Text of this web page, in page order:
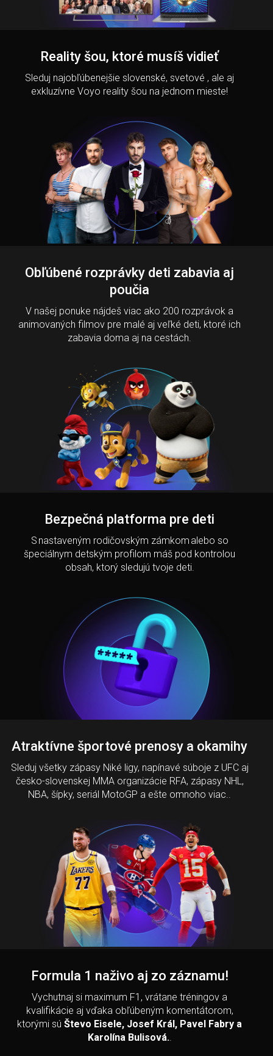
Reality šou, ktoré musíš vidieť
Sleduj najobľúbenejšie slovenské, svetové , ale aj
exkluzívne Voyo reality šou na jednom mieste!
Obľúbené rozprávky deti zabavia aj
poučia
V našej ponuke nájdeš viac ako 200 rozprávok a
animovaných filmov pre malé aj veľké deti, ktoré ich
zabavia doma aj na cestách.
Bezpečná platforma pre deti
S nastaveným rodičovským zámkom alebo so
špeciálnym detským profilom máš pod kontrolou
obsah, ktorý sledujú tvoje deti.
Atraktívne športové prenosy a okamihy
Sleduj všetky zápasy Niké ligy, napínavé súboje z UFC aj
česko-slovenskej MMA organizácie RFA, zápasy NHL,
NBA, šípky, seriál MotoGP a ešte omnoho viac..
Formula 1 naživo aj zo záznamu!
Vychutnaj si maximum F1, vrátane tréningov a
kvalifikácie aj vďaka obľúbeným komentátorom,
ktorými sú Števo Eisele, Josef Král, Pavel Fabry a
Karolína Bulisová..